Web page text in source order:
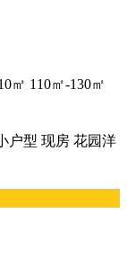
㎡ 110㎡-130㎡
户型 现房 花园洋